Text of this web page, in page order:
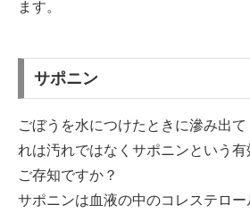
ます。
サポニン
ごぼうを水につけたときに滲み出
れは汚れではなくサポニンという
ご存知ですか？
サポニンは血液の中のコレステロー